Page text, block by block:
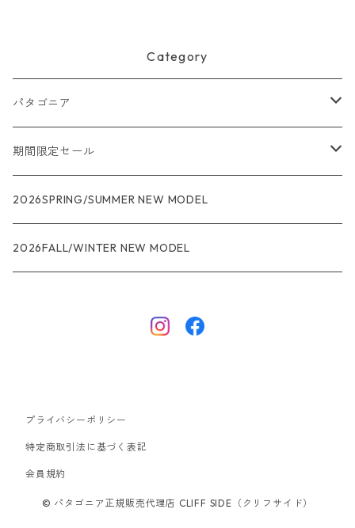
Category
パタゴニア
メンズ
R1
R1エア
ウィメンズ
R1
ジャケット・アウター
スウェットシャツ・フーディ
ボードショーツ
期間限定セール
★★★
レインウェアー
2026SPRING/SUMMER NEW MODEL
2026FALL/WINTER NEW MODEL
プライバシーポリシー
特定商取引法に基づく表記
会員規約
© パタゴニア正規販売代理店 CLIFF SIDE（クリフサイド）